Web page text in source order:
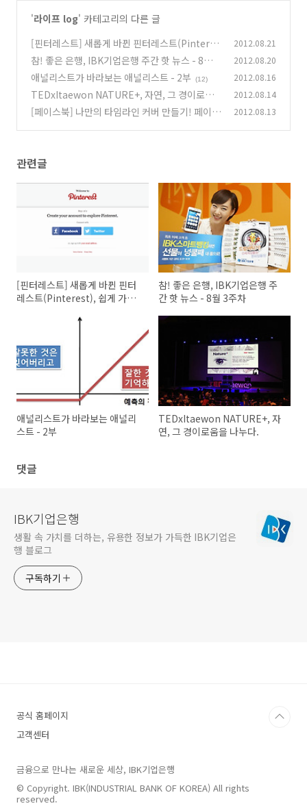
'라이프 log' 카테고리의 다른 글
[핀터레스트] 새롭게 바뀐 핀터레스트(Pinteres
t), 쉽게 가입하고 활용하는 법!
(3)
2012.08.21
참! 좋은 은행, IBK기업은행 주간 핫 뉴스 - 8월 3
주차
(7)
2012.08.20
애널리스트가 바라보는 애널리스트 - 2부 (12) 2012.08.16
TEDxItaewon NATURE+, 자연, 그 경이로움
을 나누다.
(5)
2012.08.14
[페이스북] 나만의 타임라인 커버 만들기! 페이스
2012.08.13
관련글
[핀터레스트] 새롭게 바뀐 핀터
레스트(Pinterest), 쉽게 가입
참! 좋은 은행, IBK기업은행 주
간 핫 뉴스 - 8월 3주차
애널리스트가 바라보는 애널리
스트 - 2부
TEDxItaewon NATURE+, 자
연, 그 경이로움을 나누다.
댓글
IBK기업은행
생활 속 가치를 더하는, 유용한 정보가 가득한 IBK기업은
행 블로그
구독하기
공식 홈페이지
고객센터
금융으로 만나는 새로운 세상, IBK기업은행
© Copyright. IBK(INDUSTRIAL BANK OF KOREA) All rights
reserved.